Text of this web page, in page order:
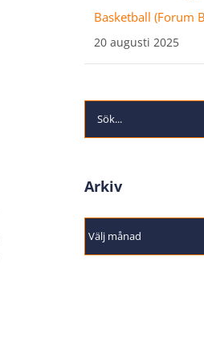
Basketball (Forum
20 augusti 2025
Sök
efter:
Arkiv
Arkiv